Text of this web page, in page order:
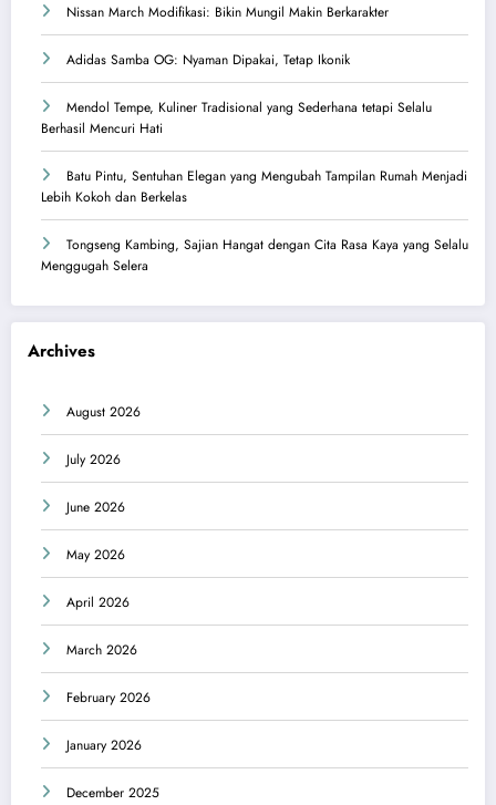
Nissan March Modifikasi: Bikin Mungil Makin Berkarakter
Adidas Samba OG: Nyaman Dipakai, Tetap Ikonik
Mendol Tempe, Kuliner Tradisional yang Sederhana tetapi Selalu
Berhasil Mencuri Hati
Batu Pintu, Sentuhan Elegan yang Mengubah Tampilan Rumah Menjadi
Lebih Kokoh dan Berkelas
Tongseng Kambing, Sajian Hangat dengan Cita Rasa Kaya yang Selalu
Menggugah Selera
Archives
August 2026
July 2026
June 2026
May 2026
April 2026
March 2026
February 2026
January 2026
December 2025